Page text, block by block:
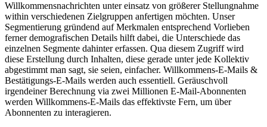
Willkommensnachrichten unter einsatz von größerer Stellungnahme
within verschiedenen Zielgruppen anfertigen möchten. Unser
Segmentierung gründend auf Merkmalen entsprechend Vorlieben
ferner demografischen Details hilft dabei, die Unterschiede das
einzelnen Segmente dahinter erfassen. Qua diesem Zugriff wird
diese Erstellung durch Inhalten, diese gerade unter jede Kollektiv
abgestimmt man sagt, sie seien, einfacher. Willkommens-E-Mails &
Bestätigungs-E-Mails werden auch essentiell. Geräuschvoll
irgendeiner Berechnung via zwei Millionen E-Mail-Abonnenten
werden Willkommens-E-Mails das effektivste Fern, um über
Abonnenten zu interagieren.